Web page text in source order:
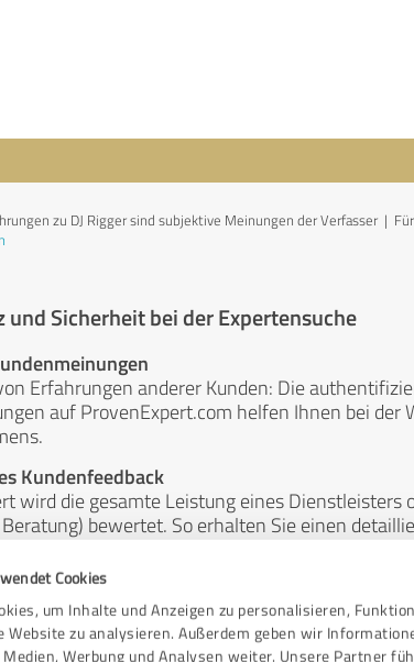
Cookies
um Inhalte und Anzeigen zu personalisieren,
Website zu analysieren. Außerdem geben wir
Werbung und Analysen weiter. Unsere Partner
zu DJ Rigger sind subjektive Meinungen der Verfasser |
und Sicherheit bei der Expertensuche
Erfahrungen anderer Kunden: Die
auf ProvenExpert.com helfen Ihnen bei der
Kundenfeedback
wird die gesamte Leistung eines Dienstleisters
bewertet. So erhalten Sie einen
grundsätzlich kostenlos, unabhängig und
freiwillig, können nicht gekauft werden und